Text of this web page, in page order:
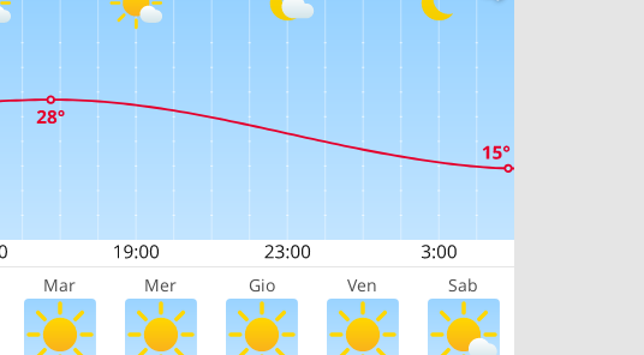
Mar Mer Gio Ven Sab